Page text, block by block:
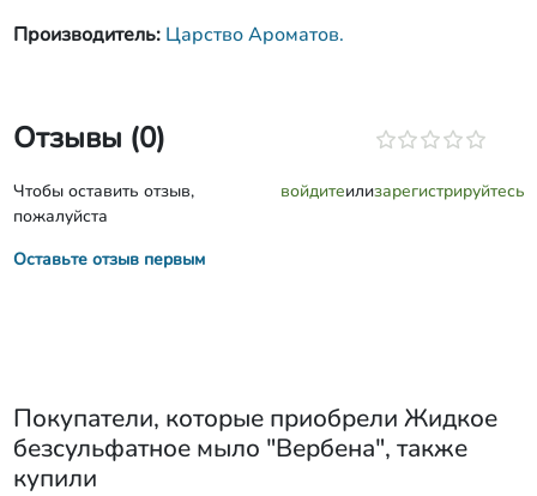
Производитель: Царство Ароматов.
Отзывы (0)
Чтобы оставить отзыв,
пожалуйста
войдитеилизарегистрируйтесь
Оставьте отзыв первым
Покупатели, которые приобрели Жидкое
безсульфатное мыло "Вербена", также
купили